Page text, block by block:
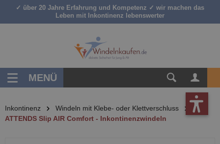
springen
✓ über 20 Jahre Erfahrung und Kompetenz ✓ wir machen das
Leben mit Inkontinenz lebenswerter
MENÜ
Inkontinenz
Windeln mit Klebe- oder Klettverschluss
ATTENDS Slip AIR Comfort - Inkontinenzwindeln